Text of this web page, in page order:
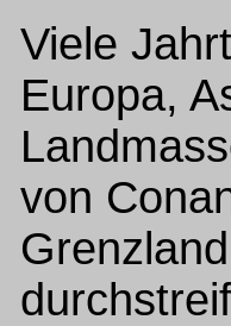
Viele
Europa,
von